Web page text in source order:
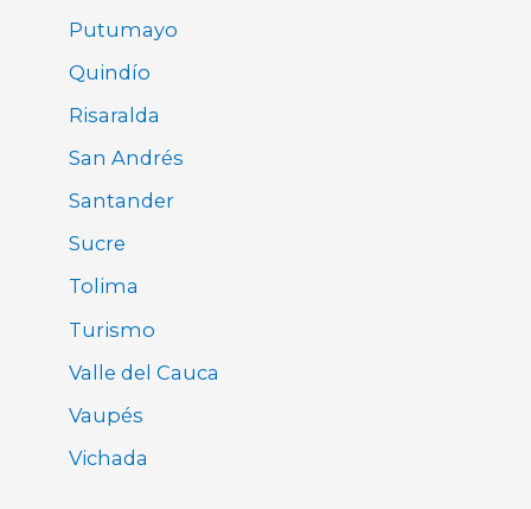
Putumayo
Quindío
Risaralda
San Andrés
Santander
Sucre
Tolima
Turismo
Valle del Cauca
Vaupés
Vichada